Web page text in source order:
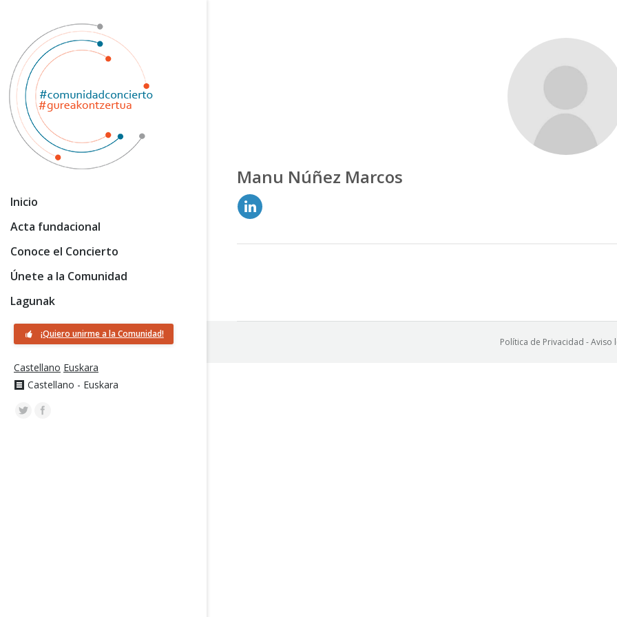
Inicio
Acta fundacional
Conoce el Concierto
Únete a la Comunidad
Lagunak
¡Quiero unirme a la Comunidad!
Castellano Euskara
Castellano - Euskara
Manu Núñez Marcos
Política de Privacidad -Aviso